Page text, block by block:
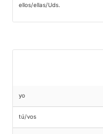
ellos/ellas/Uds.
yo
tú/vos